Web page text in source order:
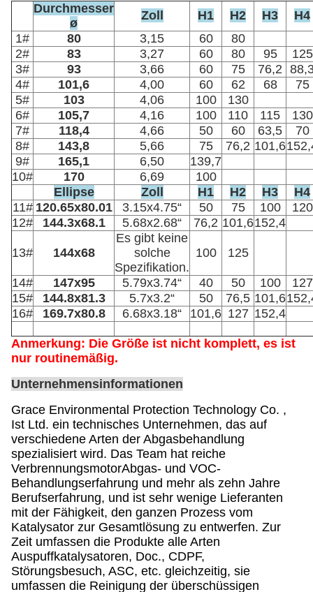
Durchmesser
ø
Zoll H1 H2 H3
H4
1#
80 3,15 60
80
2#
83 3,27 60 80 95
125
3#
93 3,66 60 75 76,2
4#
101,6 4,00 60 62 68
75
5#
103 4,06 100
130
6#
105,7 4,16 100 110 115
130
7#
118,4 4,66 50 60 63,5
70
8#
143,8 5,66 75 76,2 101,6
9#
165,1 6,50
139,7
10#
170 6,69
100
Ellipse
Zoll H1 H2 H3
H4
11# 120.65x80.01 3.15x4.75“ 50 75 100
120
12#
144.3x68.1 5.68x2.68“ 76,2 101,6152,4
13# 144x68
Es gibt keine
solche
Spezifikation.
100 125
14# 147x95 5.79x3.74“ 40 50 100
127
15#
144.8x81.3 5.7x3.2“ 50 76,5 101,6
16#
169.7x80.8 6.68x3.18“ 101,6 127 152,4
Anmerkung: Die Größe ist nicht komplett, es ist
nur routinemäßig.
Unternehmensinformationen
Grace Environmental Protection Technology Co. ,
Ist Ltd. ein technisches Unternehmen, das auf
verschiedene Arten der Abgasbehandlung
spezialisiert wird. Das Team hat reiche
VerbrennungsmotorAbgas- und VOC-
Behandlungserfahrung und mehr als zehn Jahre
Berufserfahrung, und ist sehr wenige Lieferanten
mit der Fähigkeit, den ganzen Prozess vom
Katalysator zur Gesamtlösung zu entwerfen. Zur
Zeit umfassen die Produkte alle Arten
Auspuffkatalysatoren, Doc., CDPF,
Störungsbesuch, ASC, etc. gleichzeitig, sie
umfassen die Reinigung der überschüssigen